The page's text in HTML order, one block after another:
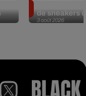
3 août 2026
de sneakers